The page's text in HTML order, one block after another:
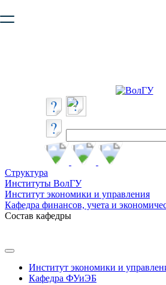
безопасную работу с сайтом.
Структура
Институты ВолГУ
Институт экономики и управления
Кафедра финансов, учета и
Состав кафедры
Институт экономики и
Кафедра ФУиЭБ